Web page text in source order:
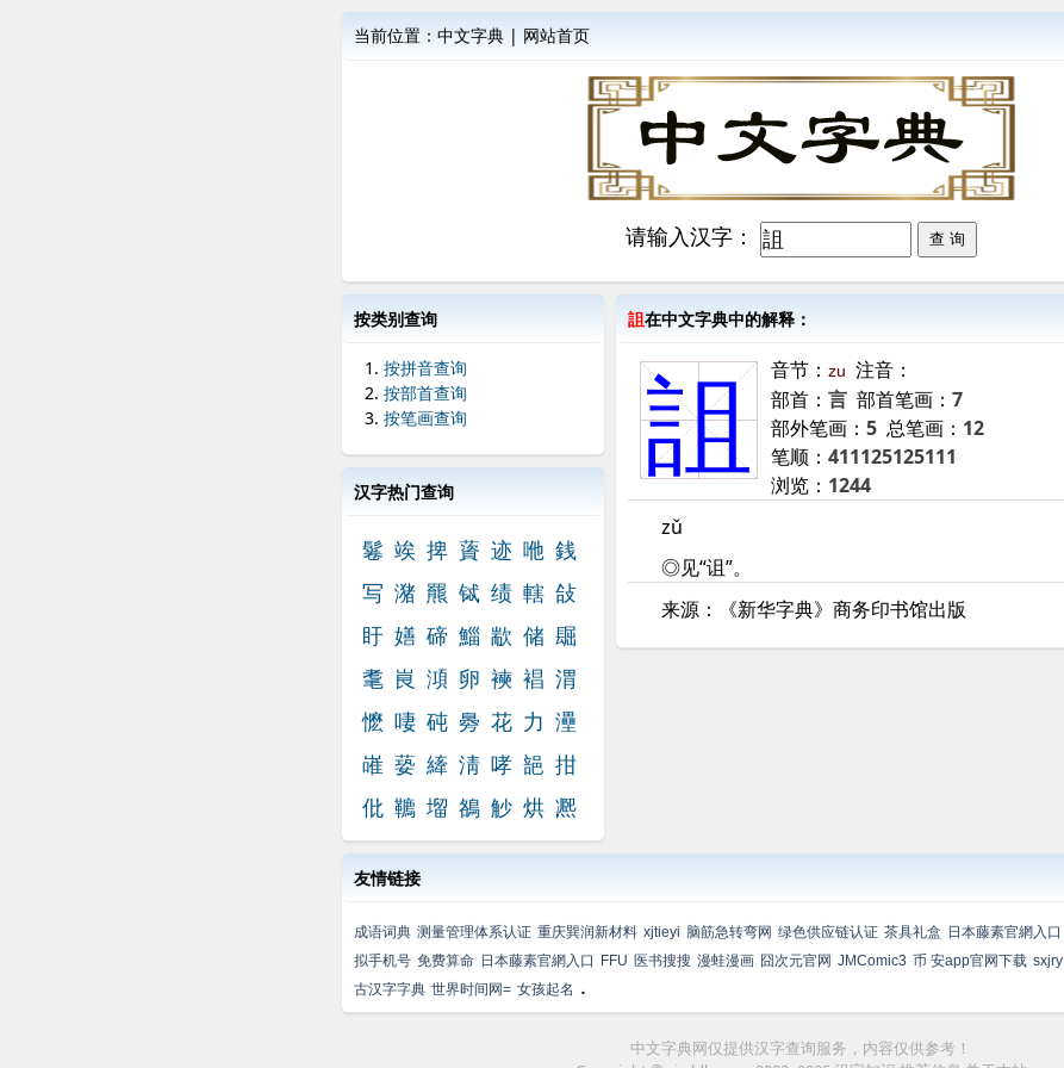
当前位置： 中文字典 | 网站首页
请输入汉字：
按类别查询
按拼音查询
按部首查询
按笔画查询
汉字热门查询
鬈 竢 捭 薋 迹 咃 銭
写 潴 羆 铽 绩 轄 敆
盱 嫸 碲 鯔 歂 储 镼
耄 峎 澒 卵 襫 裮 渭
懡 啛 砘 臱 花 力 灅
嶉 蒆 縴 淸 哮 郶 拑
仳 韀 塯 鵅 觘 烘 凞
詛在中文字典中的解释：
詛 音节： zu 注音：
部首： 言 部首笔画： 7
部外笔画： 5 总笔画： 12
笔顺： 411125125111
浏览： 1244
zǔ
◎见“诅”。
来源：《新华字典》商务印书馆出版
友情链接
成语词典 测量管理体系认证 重庆巽润新材料 xjtieyi 脑筋急转弯网 绿色供应链认证 茶具礼盒 日本藤素官網入口
拟手机号 免费算命 日本藤素官網入口 FFU 医书搜搜 漫蛙漫画 囧次元官网 JMComic3 币 安app官网下载 sxjry
古汉字字典 世界时间网= 女孩起名 .
中文字典网仅提供汉字查询服务，内容仅供参考！